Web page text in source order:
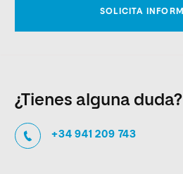
¿Tienes alguna duda?
+34 941 209 743